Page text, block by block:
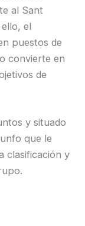
al Sant
el
puestos de
convierte en
de
y situado
que le
clasificación y